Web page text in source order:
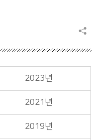
2023년
2021년
2019년